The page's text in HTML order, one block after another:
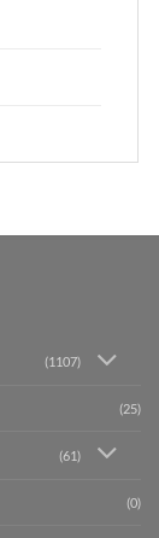
(1107)
(25)
(61)
(0)